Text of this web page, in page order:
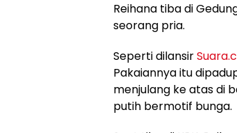
Reihana tiba di
seorang pria.
Seperti dilansir
Pakaiannya itu
menjulang ke atas di
putih bermotif bunga.